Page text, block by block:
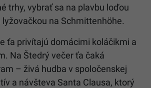
trhy, vybrať sa na plavbu loďou
na Schmittenhöhe.
ťa privítajú domácimi koláčikmi a
Na Štedrý večer ťa čaká
– živá hudba v spoločenskej
a návšteva Santa Clausa, ktorý